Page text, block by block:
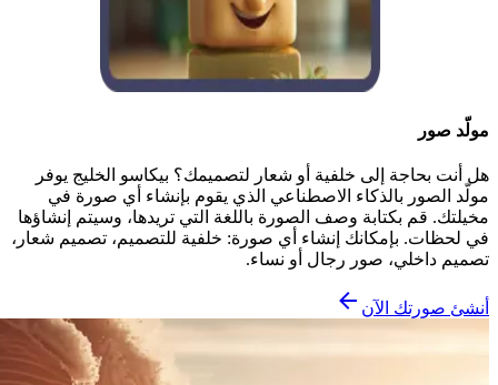
مولّد صور
هل أنت بحاجة إلى خلفية أو شعار لتصميمك؟ بيكاسو الخليج يوفر
مولّد الصور بالذكاء الاصطناعي الذي يقوم بإنشاء أي صورة في
مخيلتك. قم بكتابة وصف الصورة باللغة التي تريدها، وسيتم إنشاؤها
في لحظات. بإمكانك إنشاء أي صورة: خلفية للتصميم، تصميم شعار،
تصميم داخلي، صور رجال أو نساء.
أنشئ صورتك الآن